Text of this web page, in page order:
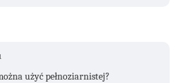
użyć pełnoziarnistej?